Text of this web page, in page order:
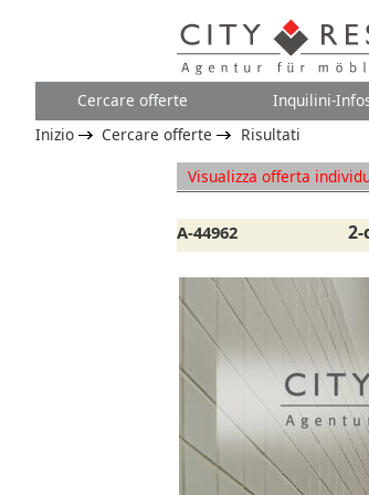
Cercare offerte Inquilini-
Inizio Cercare offerte
Risultati
Visualizza offerta
A-44962